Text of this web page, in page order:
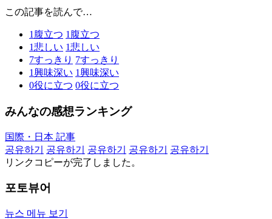
この記事を読んで…
1 腹立つ 1 腹立つ
1悲しい 1悲しい
7すっきり 7すっきり
1興味深い 1興味深い
0役に立つ 0役に立つ
みんなの感想ランキング
国際・日本 記事
공유하기
공유하기 공유하기 공유하기
공유하기
リンクコピーが完了しました。
포토뷰어
뉴스 메뉴 보기